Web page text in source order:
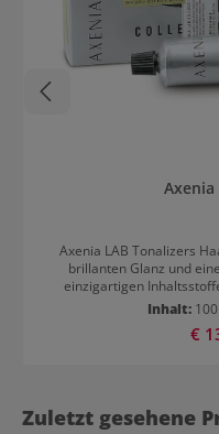
Axenia
Axenia LAB Tonalizers
brillanten Glanz und
einzigartigen
Aschreflexe gestärkt. Für
Resultate mit Axenia LAB Tonalizers
Inhalt:
€
Zuletzt gesehene